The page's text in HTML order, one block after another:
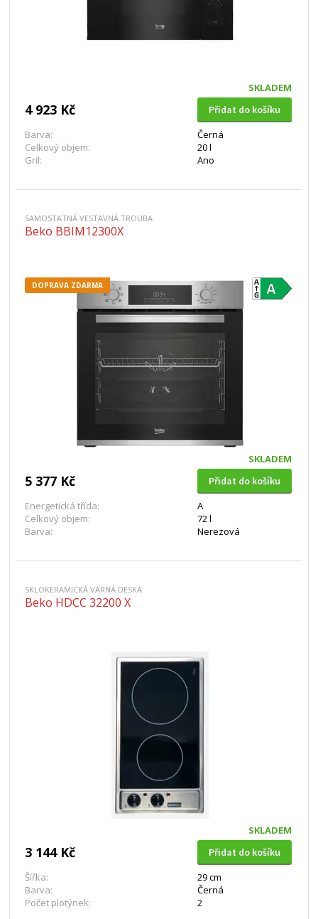
SKLADEM
4 923 Kč
Přidat do košíku
Barva:
Černá
Celkový objem:
20 l
Gril:
Ano
SAMOSTATNÁ VESTAVNÁ TROUBA
Beko BBIM12300X
DOPRAVA ZDARMA
SKLADEM
5 377 Kč
Přidat do košíku
Energetická třída:
A
Celkový objem:
72 l
Barva:
Nerezová
SKLOKERAMICKÁ VARNÁ DESKA
Beko HDCC 32200 X
SKLADEM
3 144 Kč
Přidat do košíku
Šířka:
29 cm
Barva:
Černá
Počet plotýnek:
2